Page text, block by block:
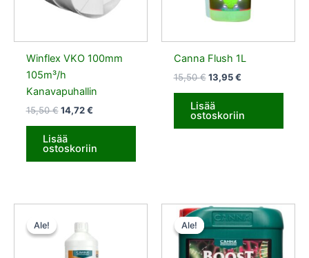
Winflex VKO 100mm
105m³/h
Kanavapuhallin
15,50€ 14,72€
Lisää
ostoskoriin
Canna Flush 1L
15,50€ 13,95€
Lisää
ostoskoriin
Ale!
Ale!
hinta
14,50 €.7,25 €.
Ale!
Ale!
Alkuperäinen
hinta
oli:
500,00 €.
Nykyinen
hinta
on:
450,00 €.